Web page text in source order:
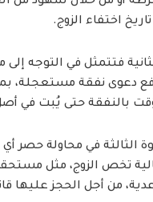
اختفاء الزوج.
فتتمثل في التوجه إلى
دعوى نفقة مستعجلة،
بالنفقة حتى يُبت في
الثالثة في محاولة حصر
تخص الزوج، مثل
من أجل الحجز عليها